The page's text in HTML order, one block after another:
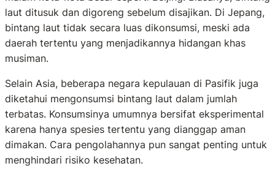
laut ditusuk dan digoreng sebelum disajikan. Di Jepang,
bintang laut tidak secara luas dikonsumsi, meski ada
daerah tertentu yang menjadikannya hidangan khas
musiman.
Selain Asia, beberapa negara kepulauan di Pasifik juga
diketahui mengonsumsi bintang laut dalam jumlah
terbatas. Konsumsinya umumnya bersifat eksperimental
karena hanya spesies tertentu yang dianggap aman
dimakan. Cara pengolahannya pun sangat penting untuk
menghindari risiko kesehatan.